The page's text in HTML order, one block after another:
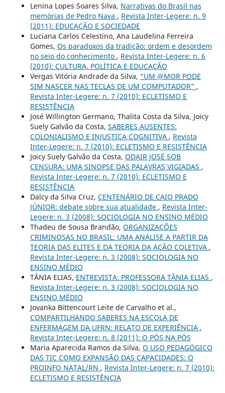
Lenina Lopes Soares Silva, Narrativas do Brasil nas
memórias de Pedro Nava , Revista Inter-Legere: n. 9
(2011): EDUCAÇÃO E SOCIEDADE
Luciana Carlos Celestino, Ana Laudelina Ferreira
Gomes, Os paradoxos da tradição: ordem e desordem
no seio do conhecimento , Revista Inter-Legere: n. 6
(2010): CULTURA, POLÍTICA E EDUCAÇÃO
Vergas Vitória Andrade da Silva, “UM @MOR PODE
SIM NASCER NAS TECLAS DE UM COMPUTADOR” ,
Revista Inter-Legere: n. 7 (2010): ECLETISMO E
RESISTÊNCIA
José Willington Germano, Thalita Costa da Silva, Joicy
Suely Galvão da Costa, SABERES AUSENTES:
COLONIALISMO E INJUSTIÇA COGNITIVA , Revista
Inter-Legere: n. 7 (2010): ECLETISMO E RESISTÊNCIA
Joicy Suely Galvão da Costa, ODAIR JOSÉ SOB
CENSURA: UMA SINOPSE DAS PALAVRAS VIGIADAS ,
Revista Inter-Legere: n. 7 (2010): ECLETISMO E
RESISTÊNCIA
Dalcy da Silva Cruz, CENTENÁRIO DE CAIO PRADO
JÚNIOR: debate sobre sua atualidade , Revista Inter-
Legere: n. 3 (2008): SOCIOLOGIA NO ENSINO MÉDIO
Thadeu de Sousa Brandão, ORGANIZAÇÕES
CRIMINOSAS NO BRASIL: UMA ANÁLISE A PARTIR DA
TEORIA DAS ELITES E DA TEORIA DA AÇÃO COLETIVA ,
Revista Inter-Legere: n. 3 (2008): SOCIOLOGIA NO
ENSINO MÉDIO
TÂNIA ELIAS, ENTREVISTA: PROFESSORA TÂNIA ELIAS ,
Revista Inter-Legere: n. 3 (2008): SOCIOLOGIA NO
ENSINO MÉDIO
Jovanka Bittencourt Leite de Carvalho et al.,
COMPARTILHANDO SABERES NA ESCOLA DE
ENFERMAGEM DA UFRN: RELATO DE EXPERIÊNCIA ,
Revista Inter-Legere: n. 8 (2011): O PÓS NA PÓS
Maria Aparecida Ramos da Silva, O USO PEDAGÓGICO
DAS TIC COMO EXPANSÃO DAS CAPACIDADES: O
PROINFO NATAL/RN , Revista Inter-Legere: n. 7 (2010):
ECLETISMO E RESISTÊNCIA